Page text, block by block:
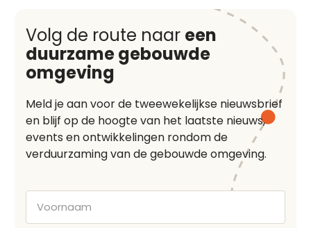
Volg de route naar een
duurzame gebouwde
omgeving
Meld je aan voor de tweewekelijkse nieuwsbrief
en blijf op de hoogte van het laatste nieuws,
events en ontwikkelingen rondom de
verduurzaming van de gebouwde omgeving.
Voornaam